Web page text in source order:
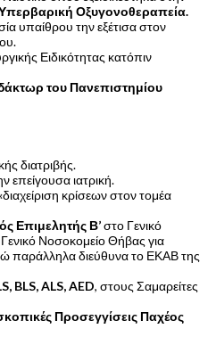
Υπερβαρική Οξυγονοθεραπεία.
υπαίθρου την εξέτισα στον
Ειδικότητας κατόπιν
του Πανεπιστημίου
διατριβής.
επείγουσα ιατρική.
κρίσεων στον τομέα
Επιμελητής Β’στο Γενικό
Νοσοκομείο Θήβας για
παράλληλα διεύθυνα το ΕΚΑΒ της
BLS, ALS, AED, στους Σαμαρείτες
Προσεγγίσεις Παχέος